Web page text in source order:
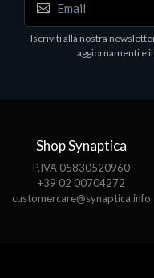
EPSON TABLET
Epson, solido in
Adatto a tutti i
Iscriviti alla nostra
aggiornamenti e
Shop Synaptica
P.IVA 05830520960
+39 02 00704272
customercare@synaptica.info